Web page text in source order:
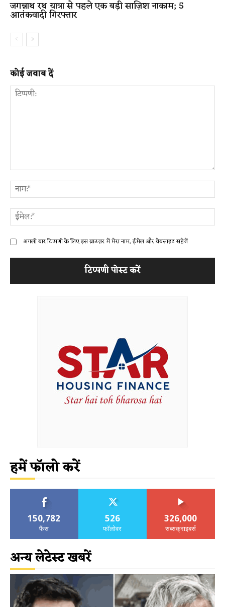
जगन्नाथ रथ यात्रा से पहले एक बड़ी साज़िश नाकाम; 5
आतंकवादी गिरफ्तार
कोई जवाब दें
अगली बार टिप्पणी के लिए इस ब्राउज़र में मेरा नाम, ईमेल और वेबसाइट सहेजें
हमें फॉलो करें
150,782
फैंस
526
फॉलोवर
326,000
सब्सक्राइबर्स
अन्य लेटेस्ट खबरें